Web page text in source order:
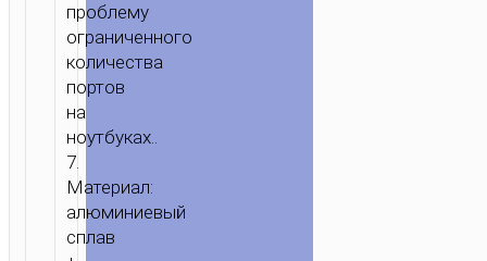
проблему
ограниченного
количества
портов
на
ноутбуках..
7.
Материал:
алюминиевый
сплав